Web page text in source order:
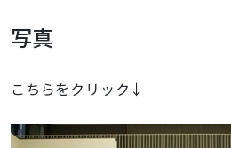
写真
こちらをクリック↓